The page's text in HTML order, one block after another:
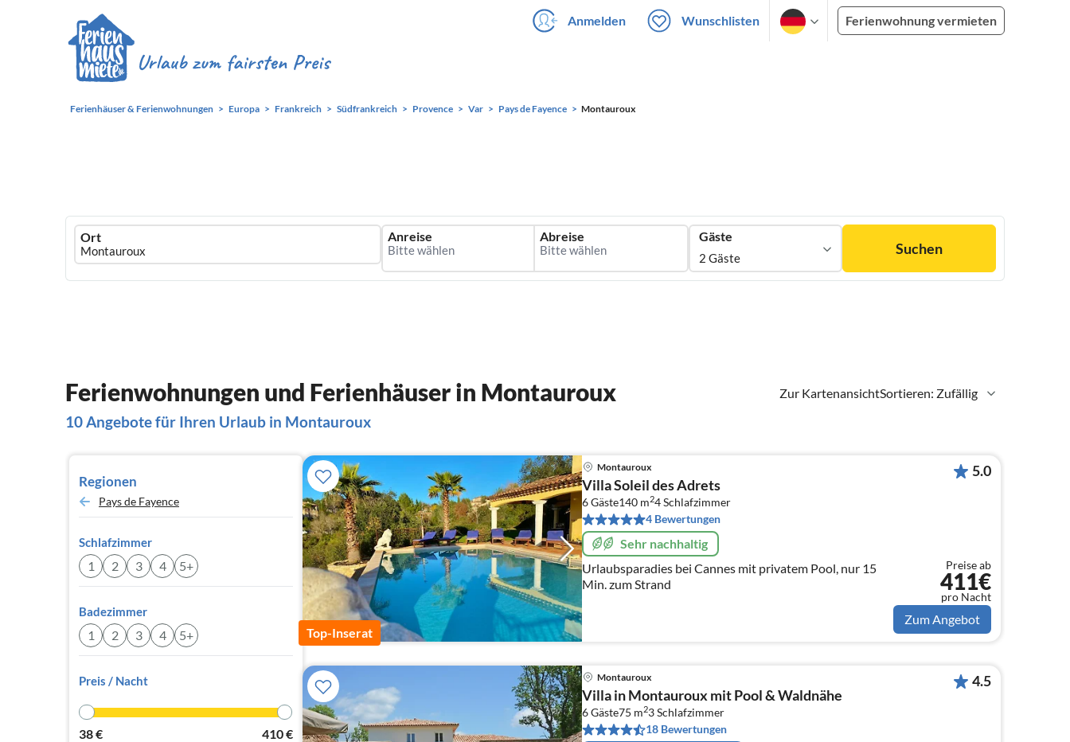
Anmelden Wunschlisten Ferienwohnung vermieten
Ferienhäuser & Ferienwohnungen Europa Frankreich Südfrankreich Provence Var Pays de Fayence Montauroux
Ferienhausmiete
logo
Ort Anreise Abreise Gäste
2 Gäste
Suchen
Zur KartenansichtSortieren: Zufällig
Ferienwohnungen und Ferienhäuser in Montauroux
10 Angebote für Ihren Urlaub in Montauroux
Regionen
Pays de Fayence
Schlafzimmer
1 2 3 4 5+
Badezimmer
1 2 3 4 5+
Preis / Nacht
38€ 410€
Top-Inserat
Montauroux
Villa Soleil des Adrets
6 Gäste140 m24Schlafzimmer
4 Bewertungen
Sehr nachhaltig
Urlaubsparadies bei Cannes mit privatem Pool, nur 15
Min. zum Strand
5.0
Preise ab
411€
pro Nacht
Zum Angebot
Montauroux
Villa in Montauroux mit Pool & Waldnähe
6 Gäste75 m23Schlafzimmer
18 Bewertungen
4.5